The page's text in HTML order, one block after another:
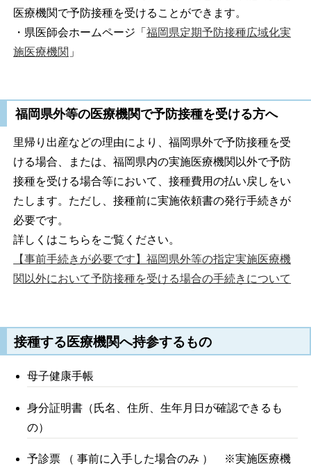
医療機関で予防接種を受けることができます。
・県医師会ホームページ「福岡県定期予防接種広域化実
施医療機関 」
福岡県外等の医療機関で予防接種を受ける方へ
里帰り出産などの理由により、福岡県外で予防接種を受
ける場合、または、福岡県内の実施医療機関以外で予防
接種を受ける場合等において、接種費用の払い戻しをい
たします。ただし、接種前に実施依頼書の発行手続きが
必要です。
詳しくはこちらをご覧ください。
【事前手続きが必要です】福岡県外等の指定実施医療機
関以外において予防接種を受ける場合の手続きについて
接種する医療機関へ持参するもの
母子健康手帳
身分証明書（氏名、住所、生年月日が確認できるも
の）
予診票 （ 事前に入手した場合のみ ） ※実施医療機